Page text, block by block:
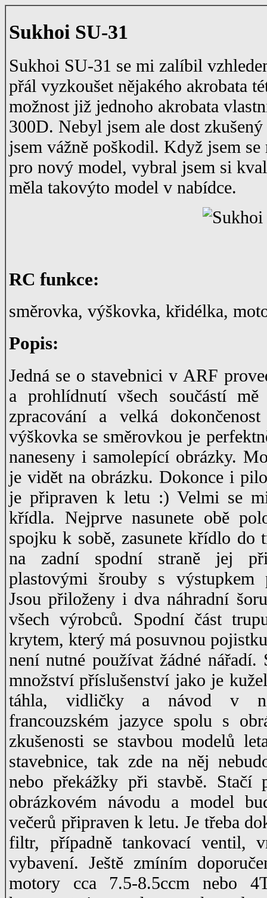
Sukhoi SU-31
Sukhoi SU-31 se mi zalíbil
přál vyzkoušet nějakého akrobata
možnost již jednoho akrobata
300D. Nebyl jsem ale dost
jsem vážně poškodil. Když jsem
pro nový model, vybral jsem si
měla takovýto model v nabídce.
RC funkce:
směrovka, výškovka, křidélka,
Popis:
Jedná se o stavebnici v ARF
a prohlídnutí všech součástí
zpracování a velká
výškovka se směrovkou je
naneseny i samolepící obrázky.
je vidět na obrázku. Dokonce i
je připraven k letu :) Velmi se
křídla. Nejprve nasunete obě
spojku k sobě, zasunete křídlo do
na zadní spodní straně jej
plastovými šrouby s výstupkem
Jsou přiloženy i dva náhradní
všech výrobců. Spodní část
krytem, který má posuvnou
není nutné používat žádné nářadí.
množství příslušenství jako je
táhla, vidličky a návod v
francouzském jazyce spolu s
zkušenosti se stavbou modelů
stavebnice, tak zde na něj
nebo překážky při stavbě. Stačí
obrázkovém návodu a model
večerů připraven k letu. Je třeba
filtr, případně tankovací ventil,
vybavení. Ještě zmíním
motory cca 7.5-8.5ccm nebo